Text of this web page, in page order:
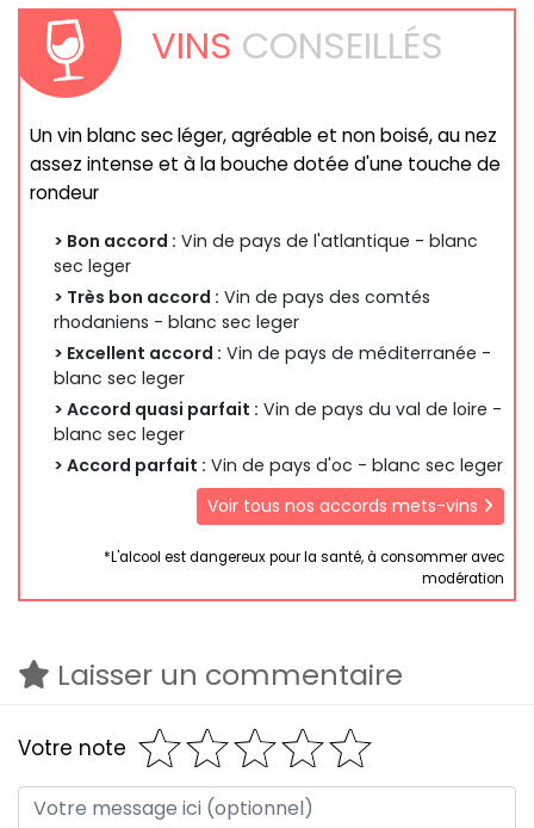
VINS CONSEILLÉS
Un vin blanc sec léger, agréable et non boisé, au nez
assez intense et à la bouche dotée d'une touche de
rondeur
> Bon accord : Vin de pays de l'atlantique - blanc
sec leger
> Très bon accord : Vin de pays des comtés
rhodaniens - blanc sec leger
> Excellent accord : Vin de pays de méditerranée -
blanc sec leger
> Accord quasi parfait : Vin de pays du val de loire -
blanc sec leger
> Accord parfait : Vin de pays d'oc - blanc sec leger
Voir tous nos accords mets-vins
*L'alcool est dangereux pour la santé, à consommer avec
modération
Laisser un commentaire
Votre note